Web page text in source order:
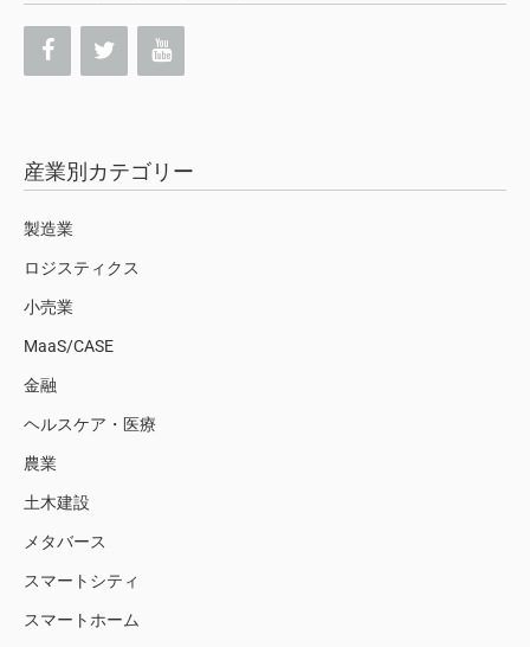
産業別カテゴリー
製造業
ロジスティクス
小売業
MaaS/CASE
金融
ヘルスケア・医療
農業
土木建設
メタバース
スマートシティ
スマートホーム